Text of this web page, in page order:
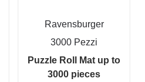
Ravensburger
3000 Pezzi
Puzzle Roll Mat up to
3000 pieces